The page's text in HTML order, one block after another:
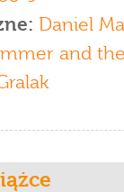
Daniel
and